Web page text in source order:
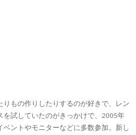
りもの作りしたりするのが好きで、レン
を試していたのがきっかけで、2005年
ベントやモニターなどに多数参加。新し